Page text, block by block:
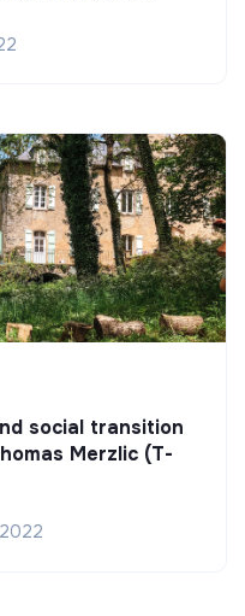
social transition
Merzlic (T-